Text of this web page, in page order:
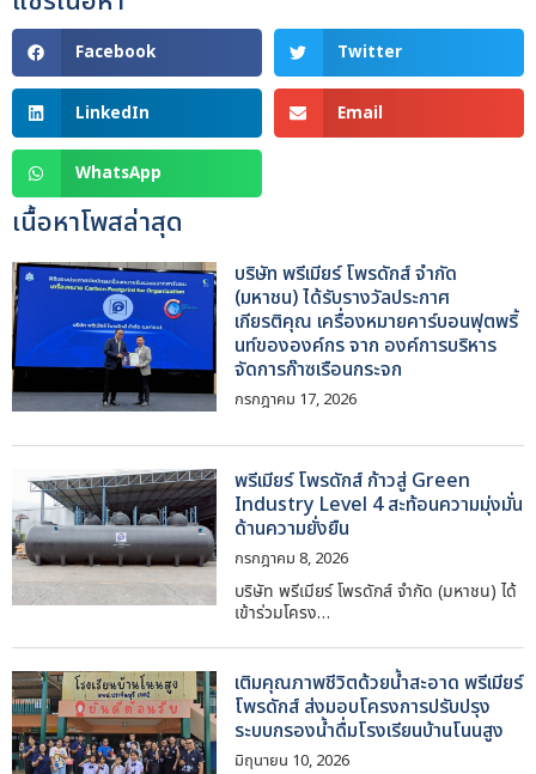
Facebook Twitter
LinkedIn Email
WhatsApp
เนื้อหาโพสล่าสุด
บริษัท พรีเมียร์ โพรดักส์ จำกัด
(มหาชน) ได้รับรางวัลประกาศ
เกียรติคุณ เครื่องหมายคาร์บอนฟุตพริ้
นท์ขององค์กร จาก องค์การบริหาร
จัดการก๊าซเรือนกระจก
กรกฎาคม 17, 2026
พรีเมียร์ โพรดักส์ ก้าวสู่ Green
Industry Level 4 สะท้อนความมุ่งมั่น
ด้านความยั่งยืน
กรกฎาคม 8, 2026
บริษัท พรีเมียร์ โพรดักส์ จำกัด (มหาชน) ได้
เข้าร่วมโครง…
เติมคุณภาพชีวิตด้วยน้ำสะอาด พรีเมียร์
โพรดักส์ ส่งมอบโครงการปรับปรุง
ระบบกรองน้ำดื่มโรงเรียนบ้านโนนสูง
มิถุนายน 10, 2026